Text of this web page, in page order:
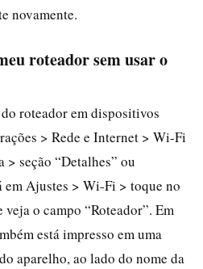
novamente.
roteador sem usar o
roteador em dispositivos
> Rede e Internet > Wi-Fi
> seção “Detalhes” ou
em Ajustes > Wi-Fi > toque no
o campo “Roteador”. Em
está impresso em uma
aparelho, ao lado do nome da